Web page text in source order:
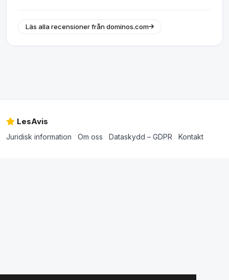
Läs alla recensioner från dominos.com
LesAvis
Juridisk information Om oss Dataskydd – GDPR Kontakt